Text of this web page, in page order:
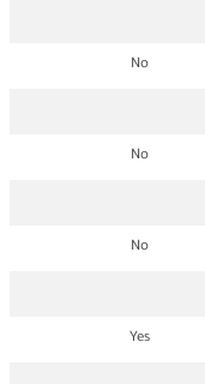
No
No
No
Yes